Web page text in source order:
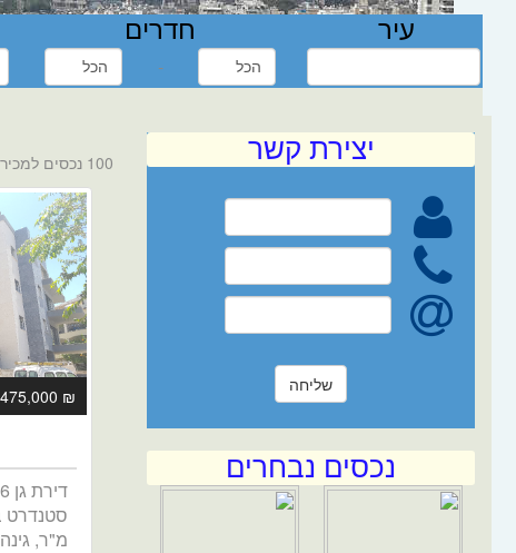
עיר חדרים
-
100 נכסים למכירה
₪ 3,475,000
מ"ר, גינה
יצירת קשר
נכסים נבחרים